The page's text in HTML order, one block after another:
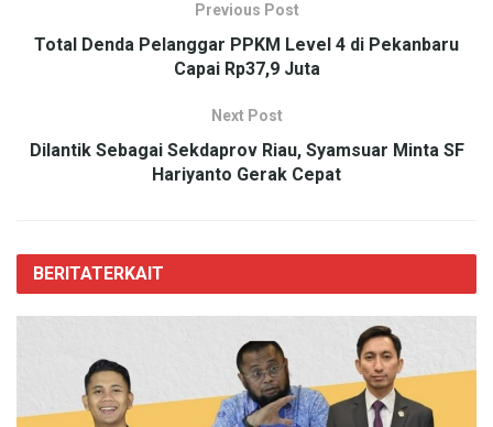
Previous Post
Total Denda Pelanggar PPKM Level 4 di Pekanbaru
Capai Rp37,9 Juta
Next Post
Dilantik Sebagai Sekdaprov Riau, Syamsuar Minta SF
Hariyanto Gerak Cepat
BERITATERKAIT